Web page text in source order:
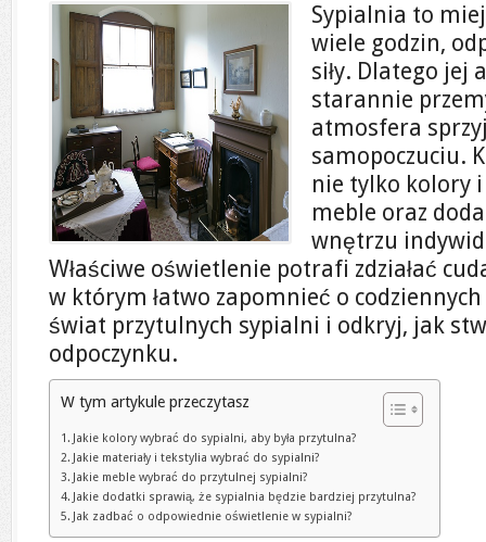
Sypialnia to
wiele godzin,
siły. Dlatego jej
starannie
atmosfera
samopoczuciu.
nie tylko kolory
meble oraz
wnętrzu
Właściwe oświetlenie potrafi zdziałać
w którym łatwo zapomnieć o
świat przytulnych sypialni i odkryj, jak
odpoczynku.
W tym artykule przeczytasz
Jakie kolory wybrać do sypialni, aby była przytulna?
Jakie materiały i tekstylia wybrać do sypialni?
Jakie meble wybrać do przytulnej sypialni?
Jakie dodatki sprawią, że sypialnia będzie bardziej przytulna?
Jak zadbać o odpowiednie oświetlenie w sypialni?